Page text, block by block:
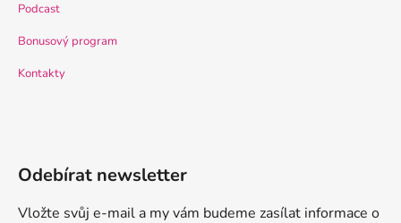
Podcast
Bonusový program
Kontakty
Odebírat newsletter
Vložte svůj e-mail a my vám budeme zasílat informace o